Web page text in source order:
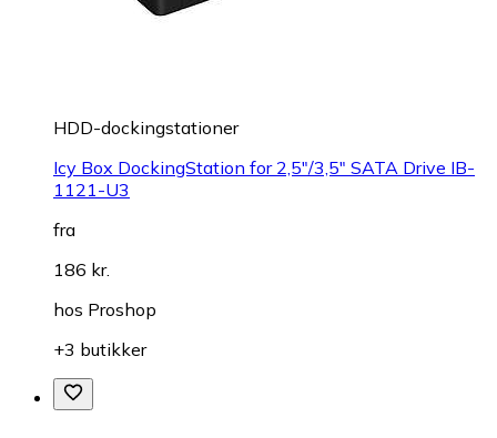
HDD-dockingstationer
Icy Box DockingStation for 2,5"/3,5" SATA Drive IB-
1121-U3
fra
186 kr.
hos Proshop
+3 butikker